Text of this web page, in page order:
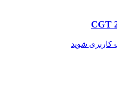
کاربری شوید